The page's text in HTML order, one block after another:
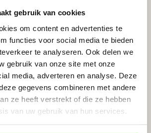
gebruik van cookies
om content en advertenties te
functies voor social media te bieden
te analyseren. Ook delen we
gebruik van onze site met onze
media, adverteren en analyse. Deze
gegevens combineren met andere
ze heeft verstrekt of die ze hebben
van uw gebruik van hun services.
lijmkoker 310 ml €8,95